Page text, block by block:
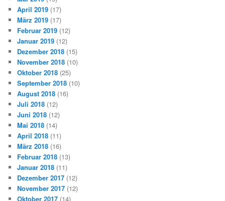
April 2019 (17)
März 2019 (17)
Februar 2019 (12)
Januar 2019 (12)
Dezember 2018 (15)
November 2018 (10)
Oktober 2018 (25)
September 2018 (10)
August 2018 (16)
Juli 2018 (12)
Juni 2018 (12)
Mai 2018 (14)
April 2018 (11)
März 2018 (16)
Februar 2018 (13)
Januar 2018 (11)
Dezember 2017 (12)
November 2017 (12)
Oktober 2017 (14)